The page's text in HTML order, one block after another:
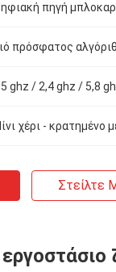
πηγή
ghz / 2,4 ghz / 5,8
Στείλτε